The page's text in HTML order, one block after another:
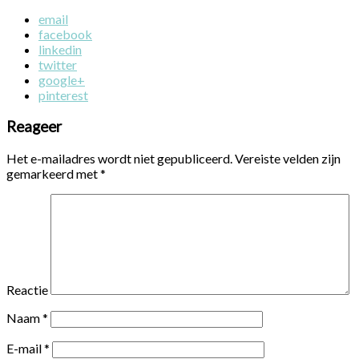
email
facebook
linkedin
twitter
google+
pinterest
Reageer
Het e-mailadres wordt niet gepubliceerd. Vereiste velden zijn
gemarkeerd met*
Reactie
Naam*
E-mail*